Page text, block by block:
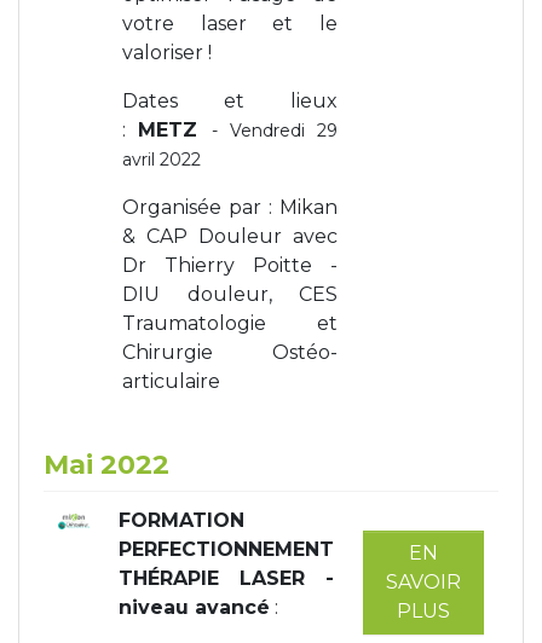
votre laser et le
valoriser !
Dates et lieux
: METZ - Vendredi 29
avril 2022
Organisée par : Mikan
& CAP Douleur avec
Dr Thierry Poitte -
DIU douleur, CES
Traumatologie et
Chirurgie Ostéo-
articulaire
Mai 2022
FORMATION
PERFECTIONNEMENT
THÉRAPIE LASER -
niveau avancé :
EN
SAVOIR
PLUS